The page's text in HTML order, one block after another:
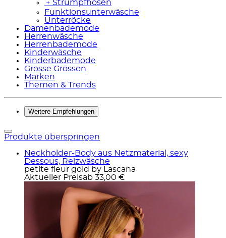
﹢ Strumpfhosen
Funktionsunterwäsche
Unterröcke
Damenbademode
Herrenwäsche
Herrenbademode
Kinderwäsche
Kinderbademode
Grosse Grössen
Marken
Themen & Trends
Weitere Empfehlungen
Produkte überspringen
Neckholder-Body aus Netzmaterial, sexy
Dessous, Reizwäsche
petite fleur gold by Lascana
Aktueller Preisab 33,00 €